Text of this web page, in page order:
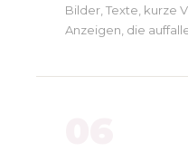
Bilder, Texte, kurze
Anzeigen, die